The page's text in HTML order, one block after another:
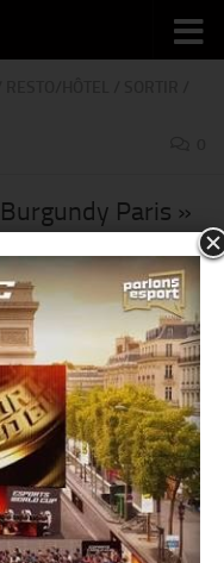
Paris »
son Chef
· MIS À JOUR21